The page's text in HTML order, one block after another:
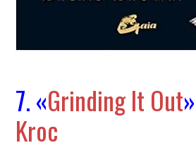
7. «Grinding It Out
Kroc